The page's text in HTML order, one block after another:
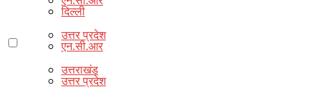
उत्तर प्रदेश
उत्तराखंड
दिल्ली
एन.सी.आर
उत्तर प्रदेश